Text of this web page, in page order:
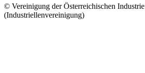
© Vereinigung der Österreichischen Industrie
(Industriellenvereinigung)